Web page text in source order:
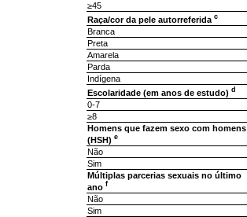
≥45
Raça/cor da pele autorreferida c
Branca
Preta
Amarela
Parda
Indígena
Escolaridade (em anos de estudo) d
0-7
≥8
Homens que fazem sexo com homens
(HSH) e
Não
Sim
Múltiplas parcerias sexuais no último
ano f
Não
Sim